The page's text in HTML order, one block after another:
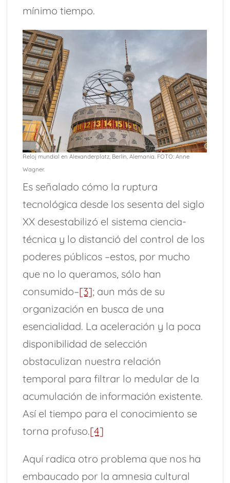
mínimo tiempo.
Reloj mundial en Alexanderplatz, Berlín, Alemania. FOTO: Anne
Wagner.
Es señalado cómo la ruptura
tecnológica desde los sesenta del siglo
XX desestabilizó el sistema ciencia-
técnica y lo distanció del control de los
poderes públicos –estos, por mucho
que no lo queramos, sólo han
consumido–[3]; aun más de su
organización en busca de una
esencialidad. La aceleración y la poca
disponibilidad de selección
obstaculizan nuestra relación
temporal para filtrar lo medular de la
acumulación de información existente.
Así el tiempo para el conocimiento se
torna profuso.[4]
Aquí radica otro problema que nos ha
embaucado por la amnesia cultural